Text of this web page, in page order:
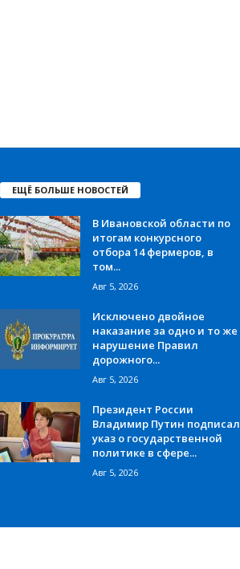
ЕЩЁ БОЛЬШЕ НОВОСТЕЙ
В Ивановской области по
итогам конкурсного
отбора 14 фермеров, в
том...
Авг 5, 2026
Исключено двойное
наказание за одно и то же
нарушение Правил
дорожного...
Авг 5, 2026
Президент России
Владимир Путин подписал
указ о государственной
политике в сфере...
Авг 5, 2026